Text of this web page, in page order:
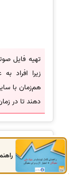
تهیه فایل
زیرا افراد
هم‌زمان با
دهند تا در
هزینه
33250787